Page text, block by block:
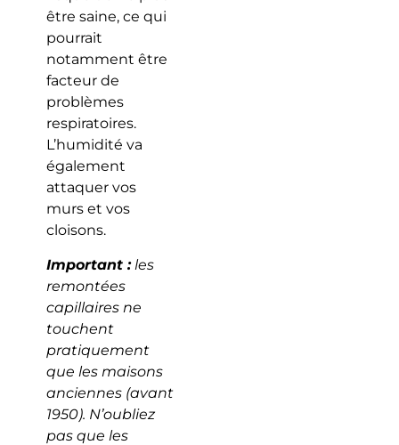
être saine, ce qui
pourrait
notamment être
facteur de
problèmes
respiratoires.
L’humidité va
également
attaquer vos
murs et vos
cloisons.
Important :les
remontées
capillaires ne
touchent
pratiquement
que les maisons
anciennes (avant
1950). N’oubliez
pas que les